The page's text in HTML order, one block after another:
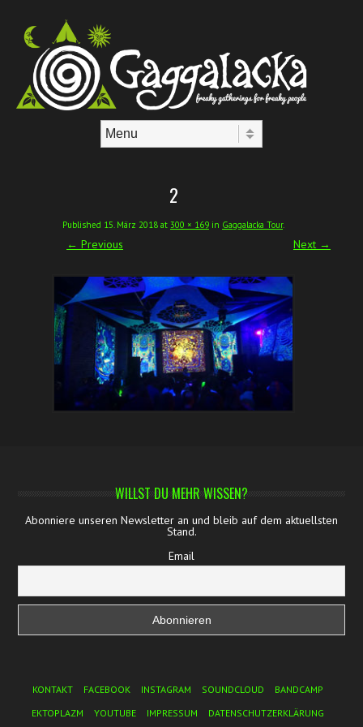
2
Published 15. März 2018 at 300 × 169 in Gaggalacka Tour.
← Previous Next →
WILLST DU MEHR WISSEN?
Abonniere unseren Newsletter an und bleib auf dem aktuellsten
Stand.
Email
Footer Menu
KONTAKT FACEBOOK INSTAGRAM SOUNDCLOUD
BANDCAMP
EKTOPLAZM
YOUTUBE IMPRESSUM DATENSCHUTZERKLÄRUNG